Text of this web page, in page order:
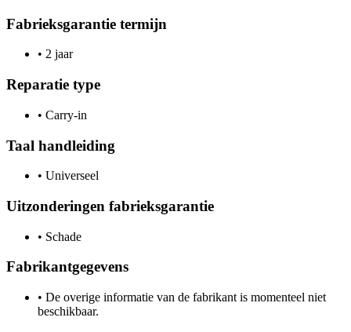
Fabrieksgarantie termijn
• 2 jaar
Reparatie type
• Carry-in
Taal handleiding
• Universeel
Uitzonderingen fabrieksgarantie
• Schade
Fabrikantgegevens
• De overige informatie van de fabrikant is momenteel niet
beschikbaar.